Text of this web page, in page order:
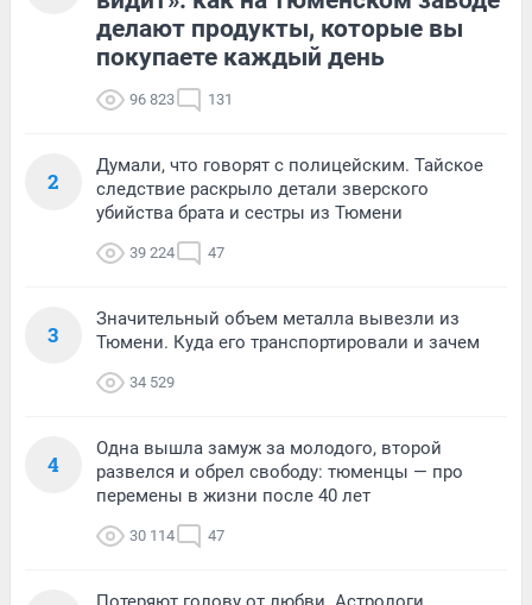
делают продукты, которые вы
покупаете каждый день
96 823 131
2
Думали, что говорят с полицейским. Тайское
следствие раскрыло детали зверского
убийства брата и сестры из Тюмени
39 224 47
3
Значительный объем металла вывезли из
Тюмени. Куда его транспортировали и зачем
34 529
4
Одна вышла замуж за молодого, второй
развелся и обрел свободу: тюменцы — про
перемены в жизни после 40 лет
30 114 47